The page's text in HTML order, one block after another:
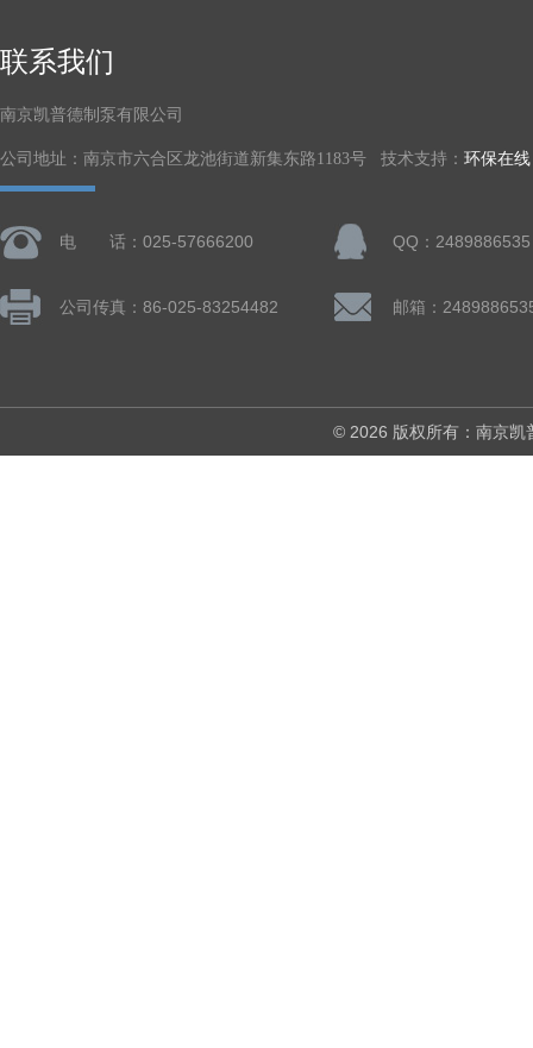
联系我们
南京凯普德制泵有限公司
公司地址：南京市六合区龙池街道新集东路1183号 技术支持： 环保在线
电 话：025-57666200 QQ：2489886535
公司传真：86-025-83254482 邮箱：
© 2026 版权所有：南京